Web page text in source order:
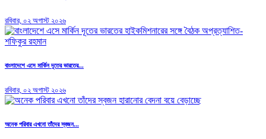
রবিবার, ০২ অগাস্ট ২০২৬
বাংলাদেশে এসে মার্কিন দূতের ভারতের...
রবিবার, ০২ অগাস্ট ২০২৬
অনেক পরিবার এখনো তাঁদের স্বজন...